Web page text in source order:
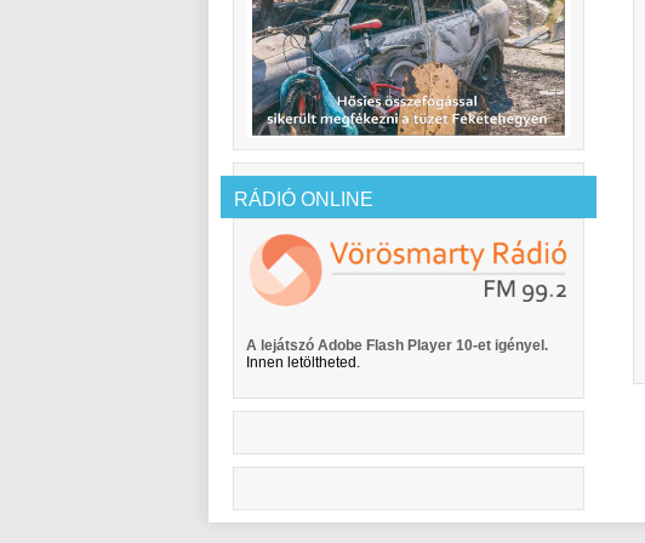
RÁDIÓ ONLINE
A lejátszó Adobe Flash Player 10-et igényel.
Innen letöltheted.